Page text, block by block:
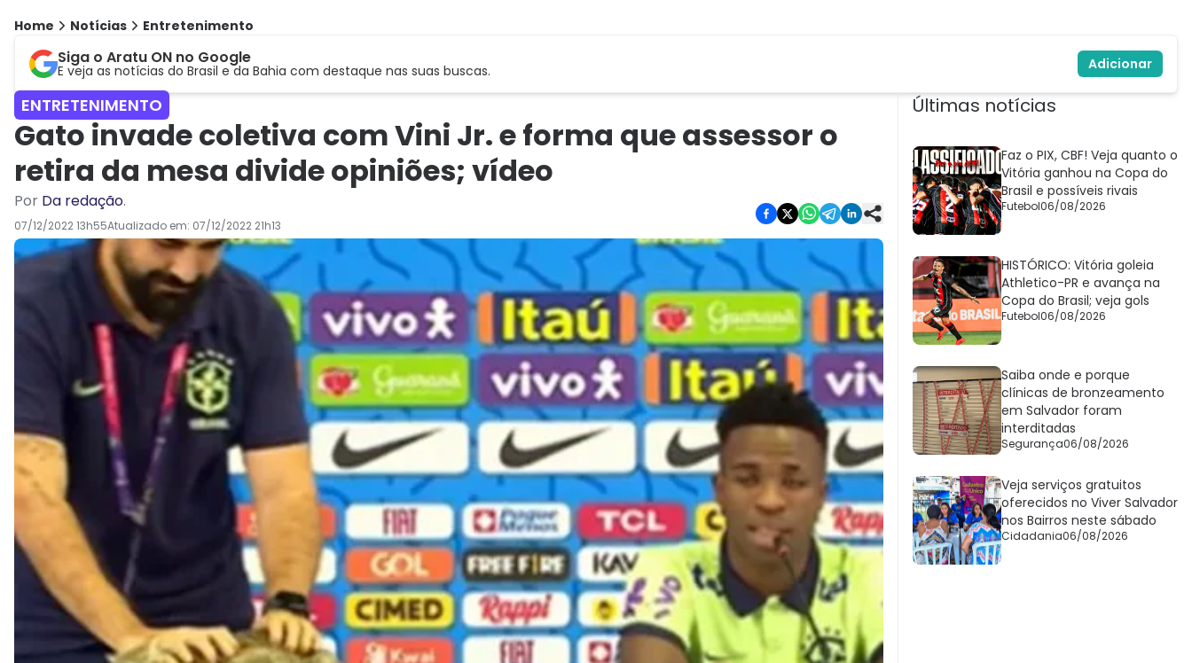
Home Notícias Entretenimento
Siga o Aratu ON no Google
E veja as notícias do Brasil e da Bahia com destaque nas suas buscas. Adicionar
ENTRETENIMENTO
Gato invade coletiva com Vini Jr. e forma que assessor o
retira da mesa divide opiniões; vídeo
Por Da redação.
07/12/2022 13h55Atualizado em: 07/12/2022 21h13
Últimas notícias
Faz o PIX, CBF! Veja quanto o
Vitória ganhou na Copa do
Brasil e possíveis rivais
Futebol06/08/2026
HISTÓRICO: Vitória goleia
Athletico-PR e avança na
Copa do Brasil; veja gols
Futebol06/08/2026
Saiba onde e porque
clínicas de bronzeamento
em Salvador foram
interditadas
Segurança06/08/2026
Veja serviços gratuitos
oferecidos no Viver Salvador
nos Bairros neste sábado
Cidadania06/08/2026